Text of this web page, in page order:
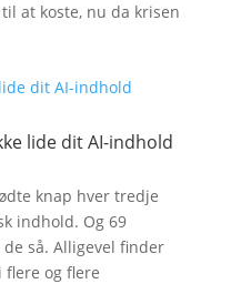
at koste, nu da krisen
lide dit AI-indhold
knap hver tredje
indhold. Og 69
så. Alligevel finder
og flere